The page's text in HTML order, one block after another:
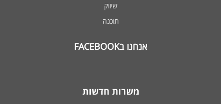
שיווק
תוכנה
אנחנו בFACEBOOK
משרות חדשות